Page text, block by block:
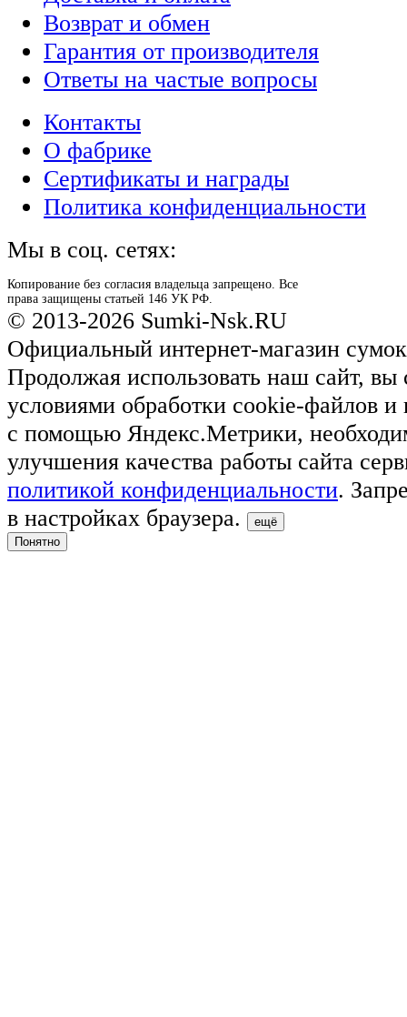
Возврат и обмен
Гарантия от производителя
Ответы на частые вопросы
Контакты
О фабрике
Сертификаты и награды
Политика конфиденциальности
Мы в соц. сетях:
Копирование без согласия владельца запрещено. Все
права защищены статьей 146 УК РФ.
© 2013-2026 Sumki-Nsk.RU
Официальный интернет-магазин
Продолжая использовать наш сайт, вы
условиями обработки cookie-файлов и
с помощью Яндекс.Метрики,
улучшения качества работы сайта
политикой конфиденциальности.
в настройках браузера.
ещё
Понятно